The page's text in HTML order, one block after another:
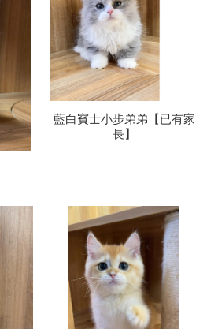
藍白賓士小步弟弟【已有家
長】